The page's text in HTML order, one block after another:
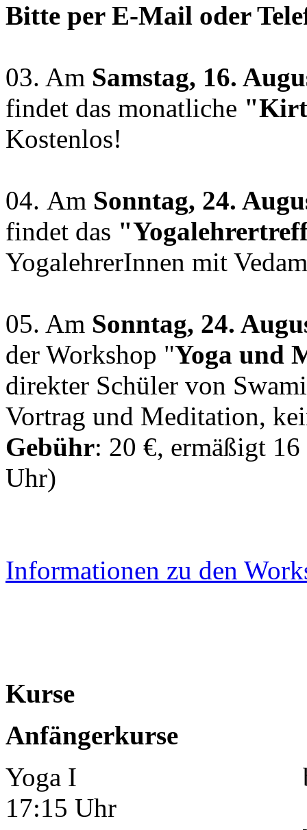
Bitte per E-Mail oder
03. Am Samstag, 16.
findet das monatliche
Kostenlos!
04. Am Sonntag, 24.
findet das
YogalehrerInnen mit
05. Am Sonntag, 24.
der Workshop "Yoga und
direkter Schüler von
Vortrag und Meditation,
Gebühr: 20 €, ermäßigt
Uhr)
Informationen zu den
Kurse
Anfängerkurse
Yoga I
17:15 Uhr